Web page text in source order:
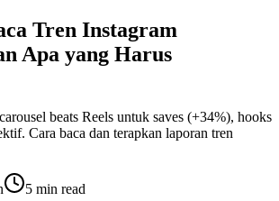
Tren Instagram
Apa yang Harus
beats Reels untuk saves (+34%), hooks
Cara baca dan terapkan laporan tren
5 min read